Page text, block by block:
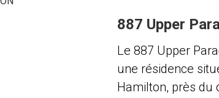
887 Upper
Le 887 Upper
une résidence
Hamilton, près du